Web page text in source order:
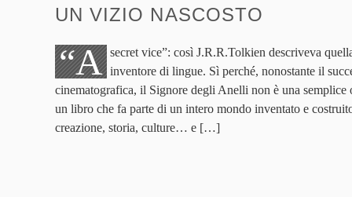
UN VIZIO NASCOSTO
“A secret vice”: così J.R.R.Tolkien descriveva
inventore di lingue. Sì perché, nonostante il
cinematografica, il Signore degli Anelli non è una semplice
un libro che fa parte di un intero mondo inventato e
creazione, storia, culture… e […]